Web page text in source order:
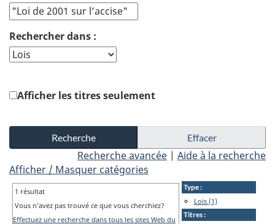
Rechercher dans :
Afficher les titres seulement
Recherche avancée | Aide à la recherche
Afficher / Masquer catégories
1 résultat
Vous n’avez pas trouvé ce que vous cherchiez?
Effectuez une recherche dans tous les sites Web du
Type :
Lois (1)
Titres :